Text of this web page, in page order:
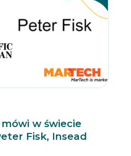
w świecie
Fisk, Insead